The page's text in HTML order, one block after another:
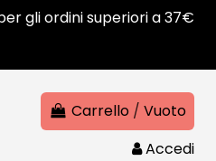
gli ordini superiori a 37€
Carrello / Vuoto
Accedi